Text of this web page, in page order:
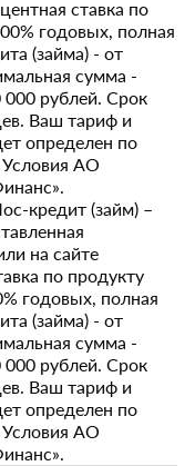
ставка по
годовых, полная
(займа) - от
сумма -
рублей. Срок
Ваш тариф и
определен по
Условия АО
кредит (займ) –
на сайте
по продукту
годовых, полная
(займа) - от
сумма -
рублей. Срок
Ваш тариф и
определен по
Условия АО